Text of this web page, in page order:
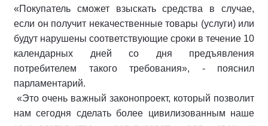
«Покупатель сможет взыскать средства в случае,
если он получит некачественные товары (услуги) или
будут нарушены соответствующие сроки в течение 10
календарных дней со дня предъявления
потребителем такого требования», - пояснил
парламентарий.
«Это очень важный законопроект, который позволит
нам сегодня сделать более цивилизованным наше